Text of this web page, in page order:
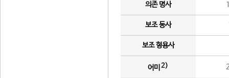
의존 명사
보조 동사
보조 형용사
어미 2)